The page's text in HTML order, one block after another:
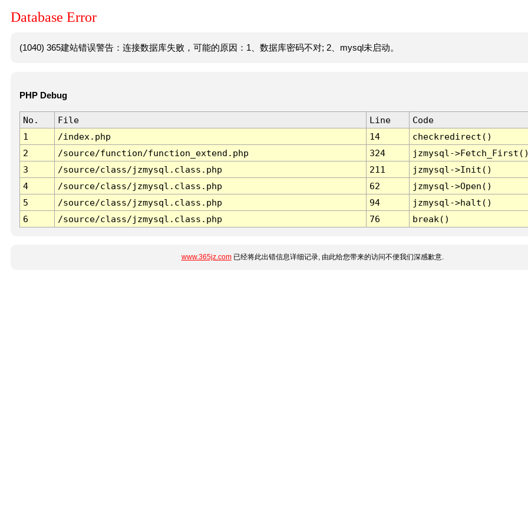
Database Error
(1040) 365建站错误警告：连接数据库失败，可能的原因：1、数据库密码不对; 2、mysql未启动。
PHP Debug
No. File Line
Code
1
/index.php 14
checkredirect()
2
/source/function/function_extend.php 324
jzmysql-
3
/source/class/jzmysql.class.php 211
jzmysql->Init()
4
/source/class/jzmysql.class.php 62
jzmysql->Open()
5
/source/class/jzmysql.class.php 94
jzmysql->halt()
6
/source/class/jzmysql.class.php 76 break()
www.365jz.com已经将此出错信息详细记录, 由此给您带来的访问不便我们深感歉意.